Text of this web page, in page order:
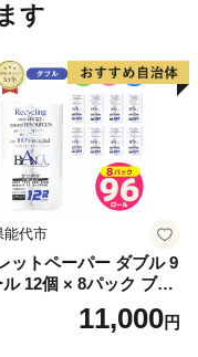
す
能代市
ットペーパー ダブル 9
12個 × 8パック ブラ
再生紙 100％ 芯あり 日
消耗品 無香料 生活用品
11,000円